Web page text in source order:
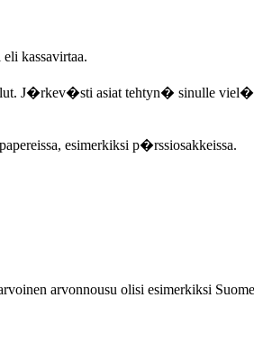
kassavirtaa.
kulut. J�rkev�sti asiat tehtyn� sinulle
esimerkiksi p�rssiosakkeissa.
arvonnousu olisi esimerkiksi